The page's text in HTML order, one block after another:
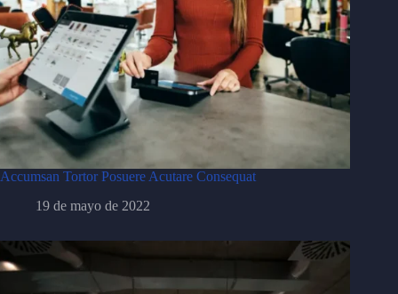
Accumsan Tortor Posuere Acutare Consequat
19 de mayo de 2022